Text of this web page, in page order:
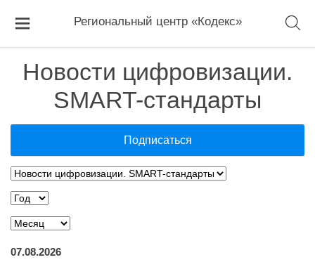
Региональный центр «Кодекс»
Новости цифровизации.
SMART-стандарты
Подписаться
07.08.2026